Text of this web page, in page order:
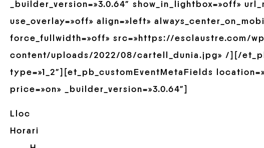
_builder_version=»3.0.64″ show_in_lightbox=»off»
use_overlay=»off» align=»left»
force_fullwidth=»off» src=»https://esclaustre.com/
content/uploads/2022/08/cartell_dunia.jpg» /][/
type=»1_2″][et_pb_customEventMetaFields
price=»on» _builder_version=»3.0.64″]
Lloc
Horari